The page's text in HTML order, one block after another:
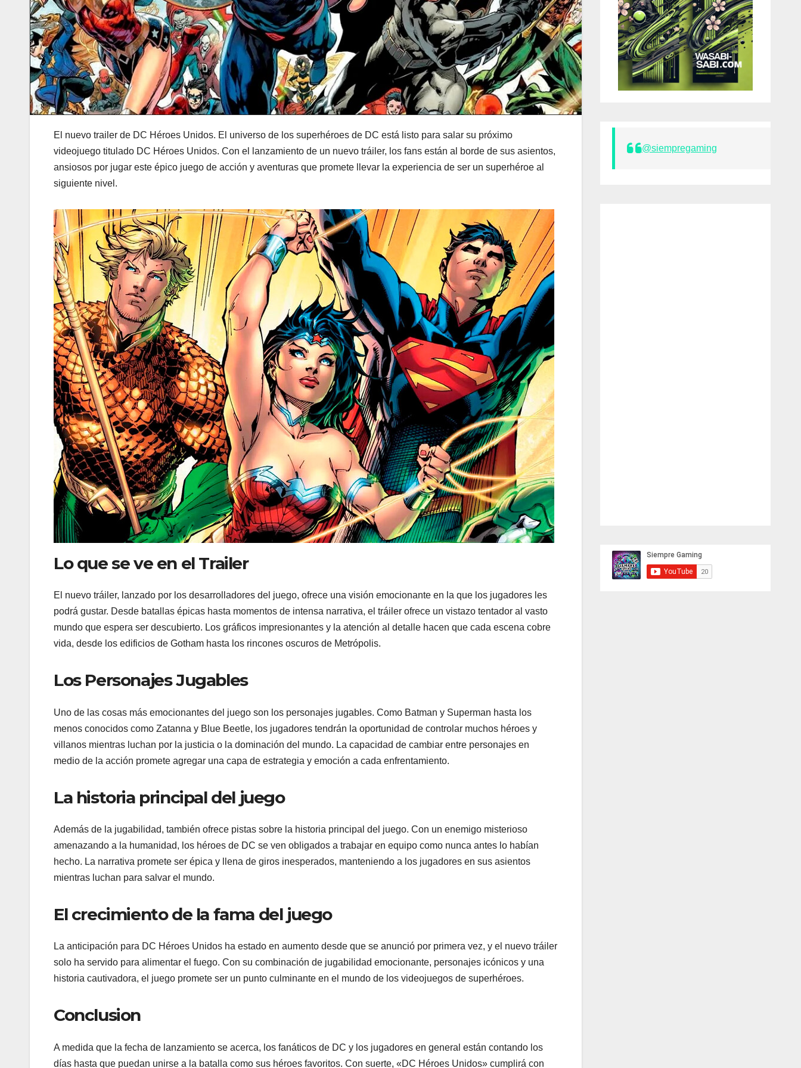
El nuevo trailer de DC Héroes Unidos. El universo de los superhéroes de DC está listo para salar su próximo
videojuego titulado DC Héroes Unidos. Con el lanzamiento de un nuevo tráiler, los fans están al borde de sus asientos,
ansiosos por jugar este épico juego de acción y aventuras que promete llevar la experiencia de ser un superhéroe al
siguiente nivel.
Lo que se ve en el Trailer
El nuevo tráiler, lanzado por los desarrolladores del juego, ofrece una visión emocionante en la que los jugadores les
podrá gustar. Desde batallas épicas hasta momentos de intensa narrativa, el tráiler ofrece un vistazo tentador al vasto
mundo que espera ser descubierto. Los gráficos impresionantes y la atención al detalle hacen que cada escena cobre
vida, desde los edificios de Gotham hasta los rincones oscuros de Metrópolis.
Los Personajes Jugables
Uno de las cosas más emocionantes del juego son los personajes jugables. Como Batman y Superman hasta los
menos conocidos como Zatanna y Blue Beetle, los jugadores tendrán la oportunidad de controlar muchos héroes y
villanos mientras luchan por la justicia o la dominación del mundo. La capacidad de cambiar entre personajes en
medio de la acción promete agregar una capa de estrategia y emoción a cada enfrentamiento.
La historia principal del juego
Además de la jugabilidad, también ofrece pistas sobre la historia principal del juego. Con un enemigo misterioso
amenazando a la humanidad, los héroes de DC se ven obligados a trabajar en equipo como nunca antes lo habían
hecho. La narrativa promete ser épica y llena de giros inesperados, manteniendo a los jugadores en sus asientos
mientras luchan para salvar el mundo.
El crecimiento de la fama del juego
La anticipación para DC Héroes Unidos ha estado en aumento desde que se anunció por primera vez, y el nuevo tráiler
solo ha servido para alimentar el fuego. Con su combinación de jugabilidad emocionante, personajes icónicos y una
historia cautivadora, el juego promete ser un punto culminante en el mundo de los videojuegos de superhéroes.
Conclusion
A medida que la fecha de lanzamiento se acerca, los fanáticos de DC y los jugadores en general están contando los
días hasta que puedan unirse a la batalla como sus héroes favoritos. Con suerte, «DC Héroes Unidos» cumplirá con
@siempregaming